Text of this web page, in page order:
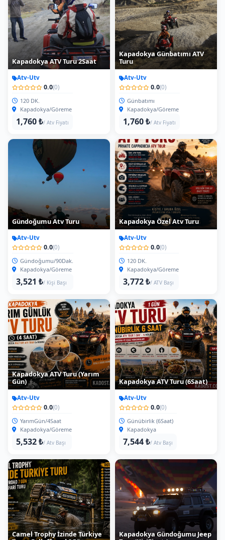
Kapadokya ATV Turu 2Saat
Atv-Utv
0.0(0)
120 DK.
Kapadokya/Göreme
1,760 ₺/ Atv Fiyatı
Kapadokya Günbatımı ATV
Turu
Atv-Utv
0.0(0)
Günbatımı
Kapadokya/Göreme
1,760 ₺/ Atv Fiyatı
Gündoğumu Atv Turu
Atv-Utv
0.0(0)
Gündoğumu/90Dak.
Kapadokya/Göreme
3,521 ₺/ Kişi Başı
Kapadokya Özel Atv Turu
Atv-Utv
0.0(0)
120 DK.
Kapadokya/Göreme
3,772 ₺/ ATV Başı
Kapadokya ATV Turu (Yarım
Gün)
Atv-Utv
0.0(0)
YarımGün/4Saat
Kapadokya/Göreme
5,532 ₺/ Atv Başı
Kapadokya ATV Turu (6Saat)
Atv-Utv
0.0(0)
Günübirlik (6Saat)
Kapadokya
7,544 ₺/ Atv Başı
Camel Trophy İzinde Türkiye
Kapadokya Gündoğumu Jeep